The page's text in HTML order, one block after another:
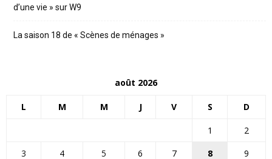
d’une vie » sur W9
La saison 18 de « Scènes de ménages »
août 2026
L M M J V S D
1
2
3
4 5 6 7 8
9